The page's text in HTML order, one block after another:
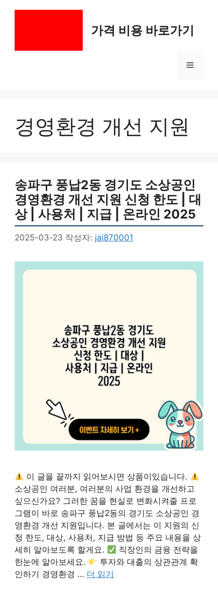
가격 비용 바로가기
메
경영환경 개선 지원
송파구 풍납2동 경기도 소상공인
경영환경 개선 지원 신청 한도 | 대
상 | 사용처 | 지급 | 온라인 2025
2025-03-23 작성자: jai870001
이 글을 끝까지 읽어보시면 상품이있습니다.
소상공인 여러분, 여러분의 사업 환경을 개선하고
싶으신가요? 그러한 꿈을 현실로 변화시켜줄 프로
그램이 바로 송파구 풍납2동의 경기도 소상공인 경
영환경 개선 지원입니다. 본 글에서는 이 지원의 신
청 한도, 대상, 사용처, 지급 방법 등 주요 내용을 상
세히 알아보도록 할게요.
직장인의 금융 전략을
한눈에 알아보세요.
투자와 대출의 상관관계 확
인하기 경영환경 … 더 읽기